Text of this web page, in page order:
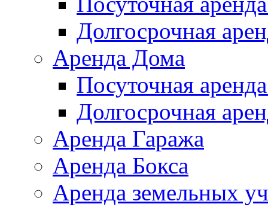
Долгосрочная
Аренда Дома
Посуточная
Долгосрочная
Аренда Гаража
Аренда Бокса
Аренда земельных